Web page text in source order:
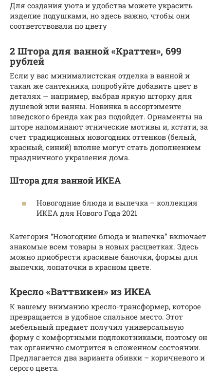
Для создания уюта и удобства можете украсить
изделие подушками, но здесь важно, чтобы они
соответствовали по цвету
2 Штора для ванной «Краттен», 699
рублей
Если у вас минималистская отделка в ванной и
такая же сантехника, попробуйте добавить цвет в
деталях — например, выбрав яркую шторку для
душевой или ванны. Новинка в ассортименте
шведского бренда как раз подойдет. Орнаменты на
шторе напоминают этнические мотивы и, кстати, за
счет традиционных новогодних оттенков (белый,
красный, синий) вполне могут стать дополнением
праздничного украшения дома.
Штора для ванной ИКЕА
Новогодние блюда и выпечка – коллекция
ИКЕА для Нового Года 2021
Категория “Новогодние блюда и выпечка” включает
знакомые всем товары в новых расцветках. Здесь
можно приобрести красивые баночки, формы для
выпечки, лопаточки в красном цвете.
Кресло «Ваттвикен» из ИКЕА
К вашему вниманию кресло-трансформер, которое
превращается в удобное спальное место. Этот
мебельный предмет получил универсальную
форму с комфортными подлокотниками, поэтому он
так органично смотрится в сложенном состоянии.
Предлагается два варианта обивки – коричневого и
серого цвета.